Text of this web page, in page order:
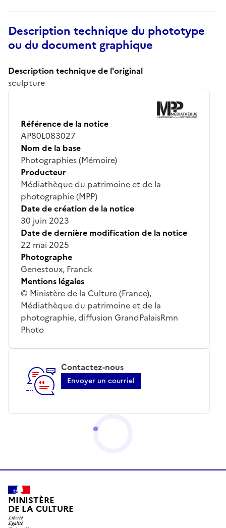
Description technique du phototype
ou du document graphique
Description technique de l'original
sculpture
Référence de la notice
AP80L083027
Nom de la base
Photographies (Mémoire)
Producteur
Médiathèque du patrimoine et de la
photographie (MPP)
Date de création de la notice
30 juin 2023
Date de dernière modification de la notice
22 mai 2025
Photographe
Genestoux, Franck
Mentions légales
© Ministère de la Culture (France),
Médiathèque du patrimoine et de la
photographie, diffusion GrandPalaisRmn
Photo
Contactez-nous
Envoyer un courriel
MINISTÈRE
DE LA CULTURE